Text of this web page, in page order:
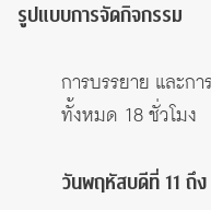
รูปแบบการจัดกิจกรรม
การบรรยาย และก
ทั้งหมด 18 ชั่วโมง
วันพฤหัสบดีที่ 11 ถึง